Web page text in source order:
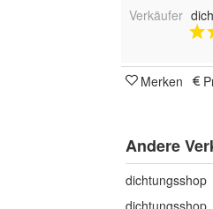
Verkäufer
Merken
Andere
dichtungsshop